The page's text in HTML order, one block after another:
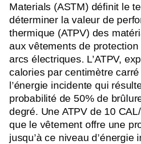
Materials (ASTM) définit le
déterminer la valeur de
thermique (ATPV) des
aux vêtements de
arcs électriques. L’ATPV,
calories par centimètre carré
l’énergie incidente qui
probabilité de 50% de
degré. Une ATPV de 10
que le vêtement offre une
jusqu’à ce niveau d’énergie